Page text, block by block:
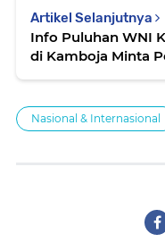
Artikel Selanjutnya
Info Puluhan WNI
di Kamboja Minta
Nasional & Internasional